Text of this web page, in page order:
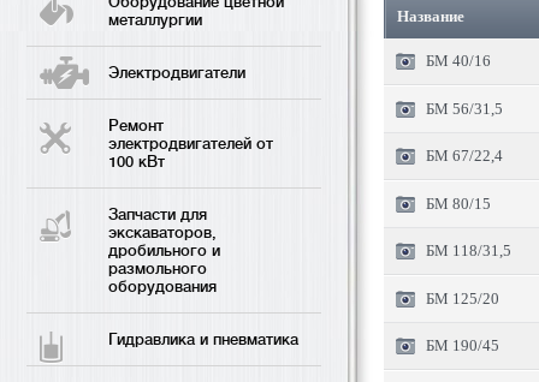
металлургии
Электродвигатели
Ремонт
электродвигателей от
100 кВт
Запчасти для
экскаваторов,
дробильного и
размольного
оборудования
Гидравлика и пневматика
Название
БМ 40/16
БМ 56/31,5
БМ 67/22,4
БМ 80/15
БМ 118/31,5
БМ 125/20
БМ 190/45